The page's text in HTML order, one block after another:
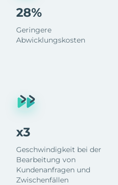
28%
Geringere
Abwicklungskosten
x3
Geschwindigkeit bei der
Bearbeitung von
Kundenanfragen und
Zwischenfällen